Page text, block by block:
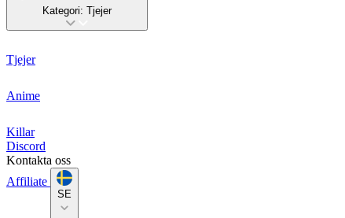
Kategori: Tjejer
Tjejer
Anime
Killar
Discord
Kontakta oss
Affiliate
SE